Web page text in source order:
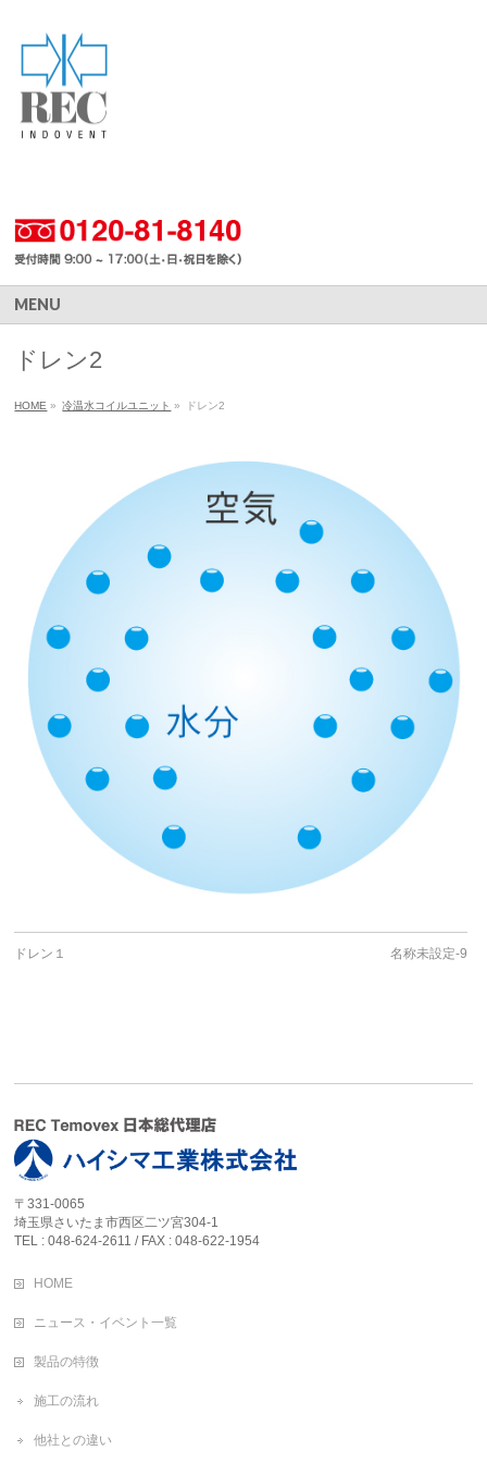
MENU
ドレン2
HOME » 冷温水コイルユニット » ドレン2
ドレン１ 名称未設定-9
〒331-0065
埼玉県さいたま市西区二ツ宮304-1
TEL : 048-624-2611 / FAX : 048-622-1954
HOME
ニュース・イベント一覧
製品の特徴
施工の流れ
他社との違い